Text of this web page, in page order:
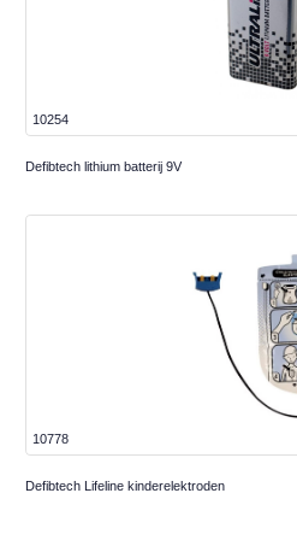
10254
Defibtech lithium batterij 9V
10778
Defibtech Lifeline kinderelektroden